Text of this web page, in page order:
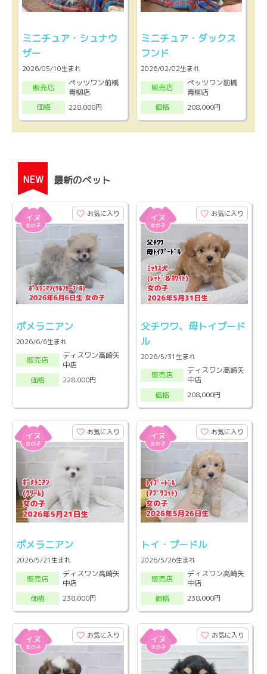
ミニチュア・シュナウ
ザー
2026/05/10生まれ
販売店
ペッツワン前橋
青柳店
価格
228,000円
ミニチュア・ダックス
フンド
2026/02/02生まれ
販売店
ペッツワン前橋
青柳店
価格
208,000円
NEW 最新のペット
お気に入り
ポメラニアン
2026/6/6生まれ
販売店
ディスワン高崎矢
中店
価格
228,000円
お気に入り
父チワワ、母トイプード
ル
2026/5/31生まれ
販売店
ディスワン高崎矢
中店
価格
208,000円
お気に入り
ポメラニアン
2026/5/21生まれ
販売店
ディスワン高崎矢
中店
価格
238,000円
お気に入り
トイ・プードル
2026/5/26生まれ
販売店
ディスワン高崎矢
中店
価格
238,000円
お気に入り お気に入り